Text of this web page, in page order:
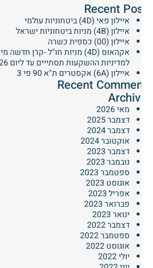
Recent Posts
איילון פאי (4D) ביטחוניות עולמי
איילון (4B) מניות ביטחוניות ישראל
איילון (00) כספית כשרה
למדיניות ההשקעות תסתייים עד ליום 04.02.26
איילון (6A) אקסטרים ת"א 90 פי 3
Recent Comments
Archives
מאי 2026
דצמבר 2025
דצמבר 2024
אוקטובר 2024
דצמבר 2023
נובמבר 2023
ספטמבר 2023
אוגוסט 2023
אפריל 2023
פברואר 2023
ינואר 2023
דצמבר 2022
ספטמבר 2022
אוגוסט 2022
יולי 2022